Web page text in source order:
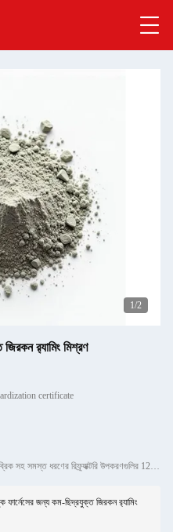
1/2
র‍্যামিং মিশ্রণ
certificate
যোগানের ক্ষমতা: বার্ষিক উত্পাদন কাস্টেবল, প্রিফর্মস এবং ব্রিক সহ সমস্ত ধরণের রিফ্র্যাক্টরি উপকরণগুলির 120,000 মেট্রি
ফার্নেসের জন্য কম-ছিদ্রযুক্ত জিরকন র‍্যামিং